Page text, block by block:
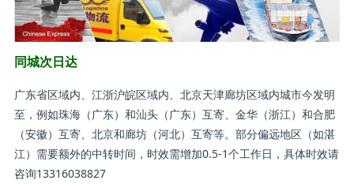
同城次日达
广东省区域内、江浙沪皖区域内、北京天津廊坊区域内城市今发明
至，例如珠海（广东）和汕头（广东）互寄、金华（浙江）和合肥
（安徽）互寄、北京和廊坊（河北）互寄等。部分偏远地区（如湛
江）需要额外的中转时间，时效需增加0.5-1个工作日，具体时效请
咨询13316038827